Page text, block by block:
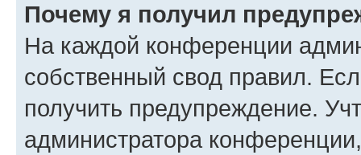
Почему я получил
На каждой конференции
собственный свод правил.
получить предупреждение.
администратора